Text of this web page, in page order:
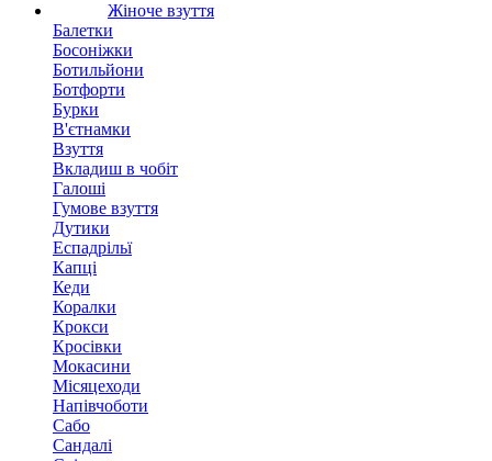
Жіноче взуття
Балетки
Босоніжки
Ботильйони
Ботфорти
Бурки
В'єтнамки
Взуття
Вкладиш в чобіт
Галоші
Гумове взуття
Дутики
Еспадрільї
Капці
Кеди
Коралки
Крокси
Кросівки
Мокасини
Місяцеходи
Напівчоботи
Сабо
Сандалі